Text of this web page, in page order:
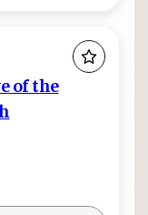
of the